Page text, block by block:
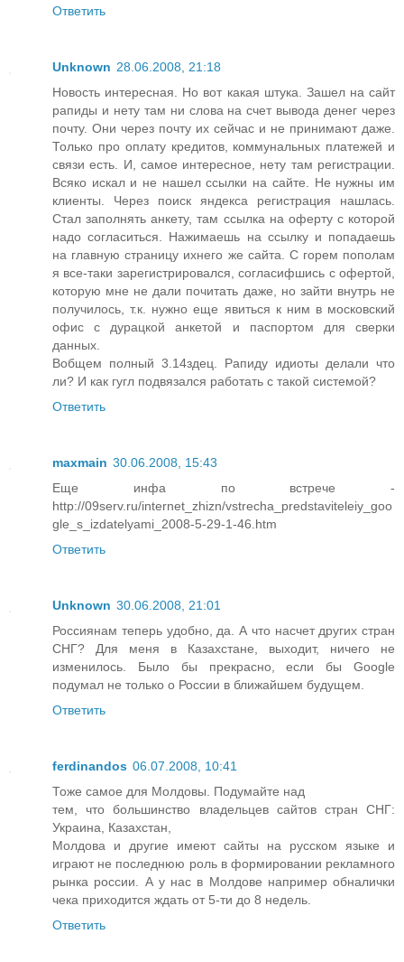
Ответить
Unknown 28.06.2008, 21:18
Новость интересная. Но вот какая штука. Зашел на сайт
рапиды и нету там ни слова на счет вывода денег через
почту. Они через почту их сейчас и не принимают даже.
Только про оплату кредитов, коммунальных платежей и
связи есть. И, самое интересное, нету там регистрации.
Всяко искал и не нашел ссылки на сайте. Не нужны им
клиенты. Через поиск яндекса регистрация нашлась.
Стал заполнять анкету, там ссылка на оферту с которой
надо согласиться. Нажимаешь на ссылку и попадаешь
на главную страницу ихнего же сайта. С горем пополам
я все-таки зарегистрировался, согласифшись с офертой,
которую мне не дали почитать даже, но зайти внутрь не
получилось, т.к. нужно еще явиться к ним в московский
офис с дурацкой анкетой и паспортом для сверки
данных.
Вобщем полный 3.14здец. Рапиду идиоты делали что
ли? И как гугл подвязался работать с такой системой?
Ответить
maxmain 30.06.2008, 15:43
Еще инфа по встрече -
http://09serv.ru/internet_zhizn/vstrecha_predstaviteleiy_goo
gle_s_izdatelyami_2008-5-29-1-46.htm
Ответить
Unknown 30.06.2008, 21:01
Россиянам теперь удобно, да. А что насчет других стран
СНГ? Для меня в Казахстане, выходит, ничего не
изменилось. Было бы прекрасно, если бы Google
подумал не только о России в ближайшем будущем.
Ответить
ferdinandos 06.07.2008, 10:41
Тоже самое для Молдовы. Подумайте над
тем, что большинство владельцев сайтов стран СНГ:
Украина, Казахстан,
Молдова и другие имеют сайты на русском языке и
играют не последнюю роль в формировании рекламного
рынка россии. А у нас в Молдове например обналички
чека приходится ждать от 5-ти до 8 недель.
Ответить